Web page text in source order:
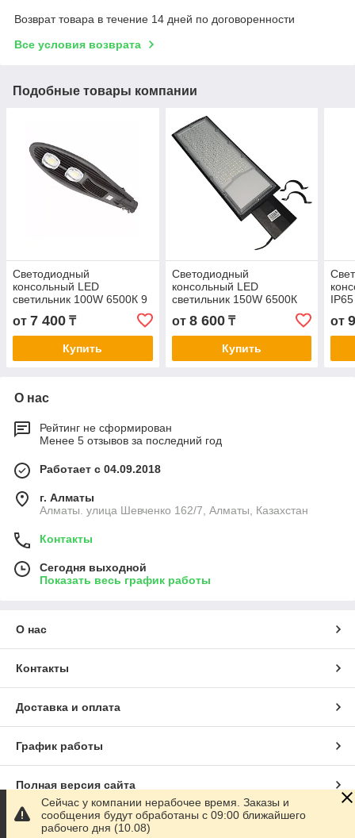
Возврат товара в течение 14 дней по договоренности
Все условия возврата
Подобные товары компании
Светодиодный
консольный LED
светильник 100W 6500К 9
000 Lm уличный
от 7 400 ₸
Купить
Светодиодный
консольный LED
светильник 150W 6500К
13 000 Lm уличный
от 8 600₸
Купить
IP65
от
О нас
Рейтинг не сформирован
Менее 5 отзывов за последний год
Работает с 04.09.2018
г. Алматы
Алматы. улица Шевченко 162/7, Алматы, Казахстан
Контакты
Сегодня выходной
Показать весь график работы
О нас
Контакты
Доставка и оплата
График работы
Полная версия сайта
Сайт создан на маркетплейсе
Сейчас у компании нерабочее время. Заказы и
сообщения будут обработаны с 09:00 ближайшего
рабочего дня (10.08)